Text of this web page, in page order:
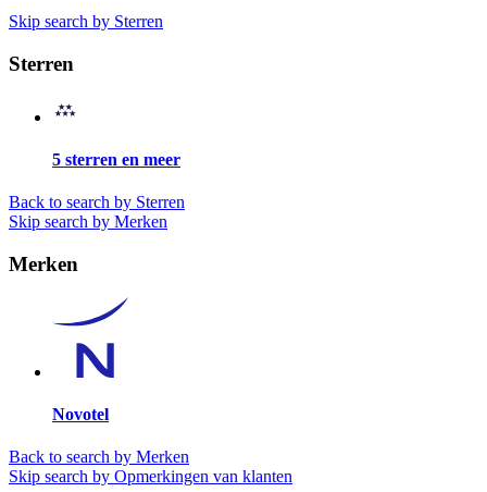
Skip search by Sterren
Sterren
5 sterren en meer
Back to search by Sterren
Skip search by Merken
Merken
Novotel
Back to search by Merken
Skip search by Opmerkingen van klanten